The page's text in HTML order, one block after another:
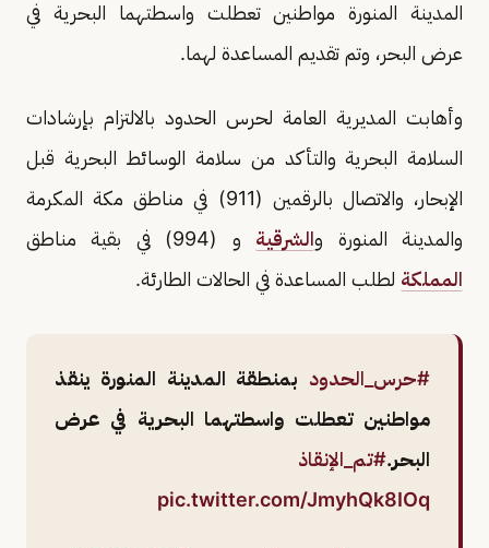
المدينة المنورة مواطنين تعطلت واسطتهما البحرية في
عرض البحر، وتم تقديم المساعدة لهما.
وأهابت المديرية العامة لحرس الحدود بالالتزام بإرشادات
السلامة البحرية والتأكد من سلامة الوسائط البحرية قبل
الإبحار، والاتصال بالرقمين (911) في مناطق مكة المكرمة
والمدينة المنورة والشرقية و (994) في بقية مناطق
المملكة لطلب المساعدة في الحالات الطارئة.
#حرس_الحدود بمنطقة المدينة المنورة ينقذ
مواطنين تعطلت واسطتهما البحرية في عرض
البحر.#تم_الإنقاذ
pic.twitter.com/JmyhQk8IOq